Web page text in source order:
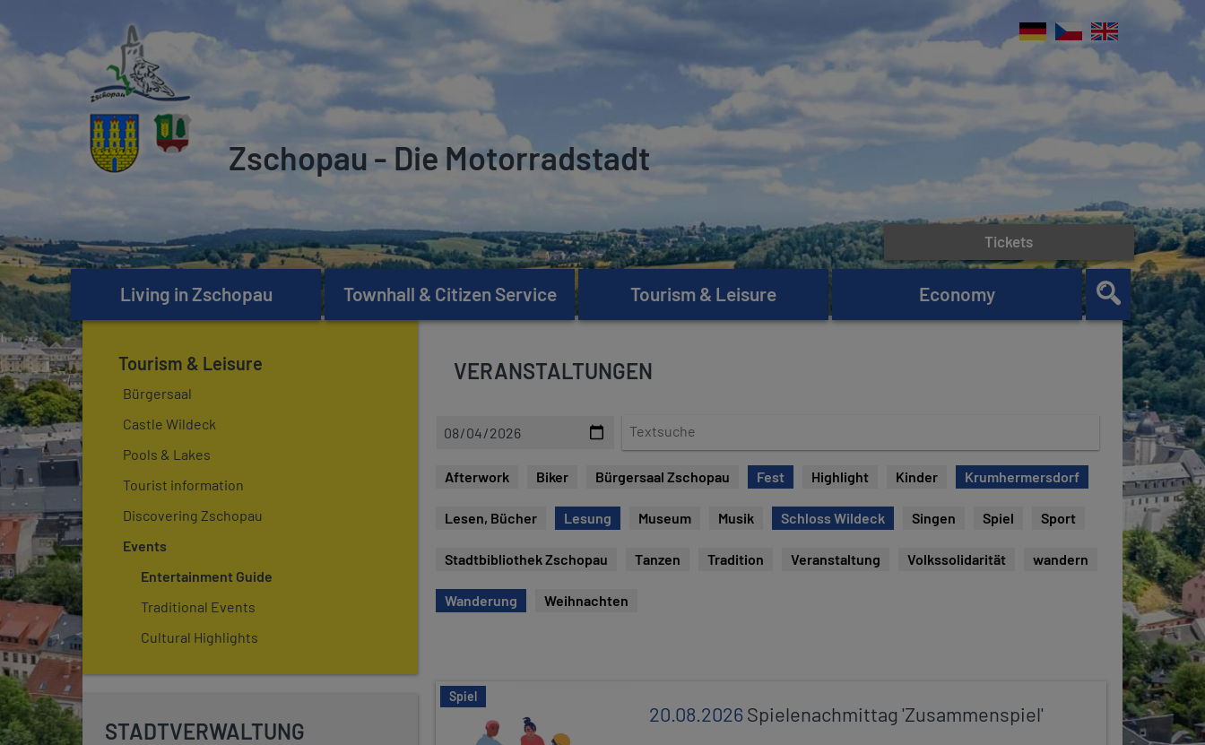
Zschopau - Die Motorradstadt
Living in Zschopau Townhall & Citizen Service Tourism & Leisure Economy
Tickets
Tourism & Leisure
Bürgersaal
Castle Wildeck
Pools & Lakes
Tourist information
Discovering Zschopau
Events
Entertainment Guide
Traditional Events
Cultural Highlights
STADTVERWALTUNG
VERANSTALTUNGEN
t
Afterwork Biker Bürgersaal Zschopau Fest Highlight Kinder Krumhermersdorf
Lesen, Bücher Lesung Museum Musik Schloss Wildeck Singen Spiel Sport
Stadtbibliothek Zschopau Tanzen Tradition Veranstaltung Volkssolidarität wandern
Wanderung Weihnachten
Spiel
20.08.2026Spielenachmittag 'Zusammenspiel'